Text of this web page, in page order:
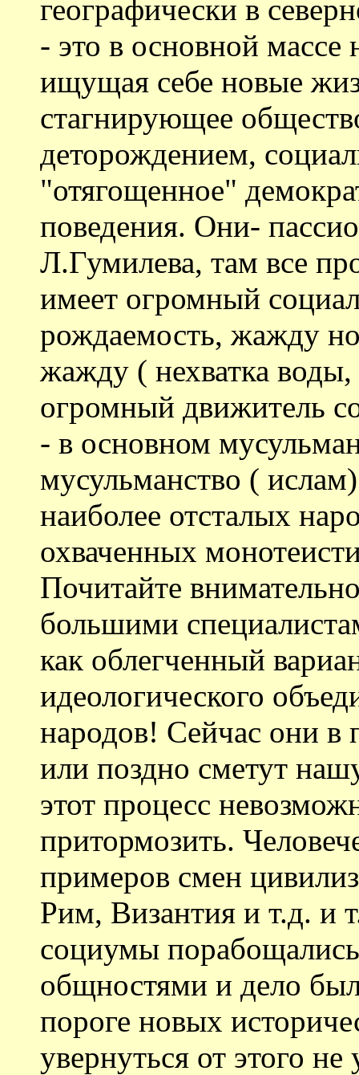
географически в
- это в основной массе
ищущая себе новые
стагнирующее
деторождением,
"отягощенное"
поведения. Они-
Л.Гумилева, там все
имеет огромный
рождаемость, жажду
жажду ( нехватка
огромный движитель
- в основном
мусульманство (
наиболее отсталых
охваченных
Почитайте
большими
как облегченный
идеологического
народов! Сейчас они в
или поздно сметут
этот процесс
притормозить.
примеров смен
Рим, Византия и т.д. и
социумы
общностями и дело
пороге новых
увернуться от этого не